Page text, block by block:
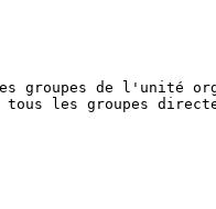
groupes de l'unité
les groupes